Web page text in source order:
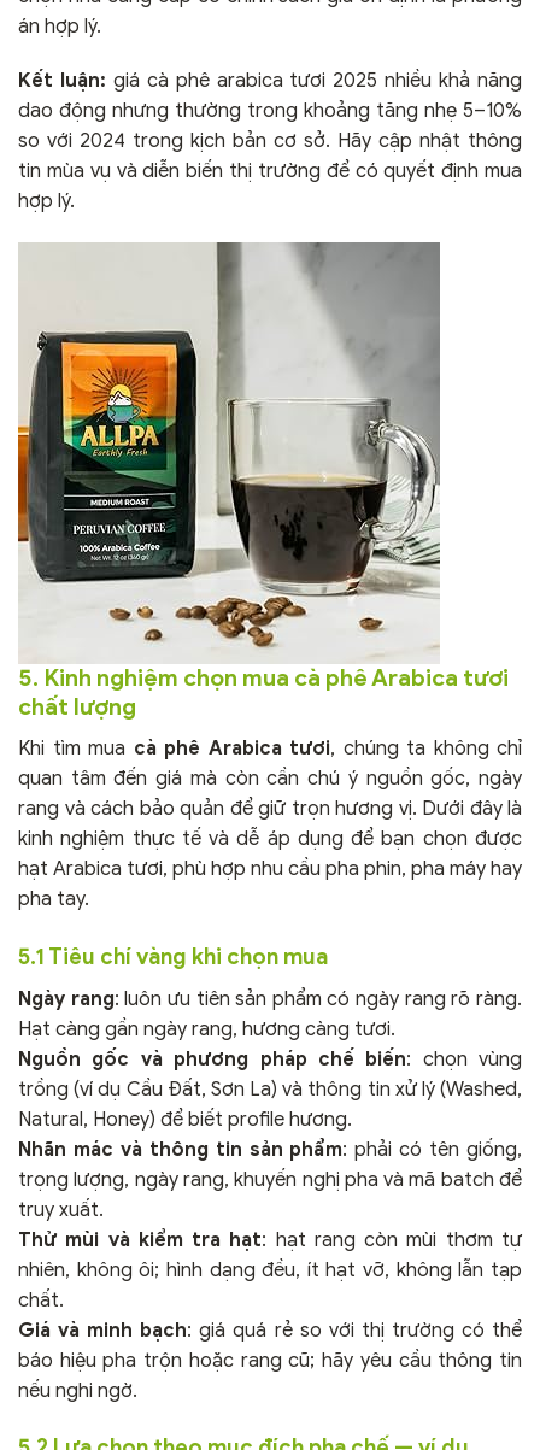
án hợp lý.
Kết luận: giá cà phê arabica tươi 2025 nhiều khả năng
dao động nhưng thường trong khoảng tăng nhẹ 5–10%
so với 2024 trong kịch bản cơ sở. Hãy cập nhật thông
tin mùa vụ và diễn biến thị trường để có quyết định mua
hợp lý.
5. Kinh nghiệm chọn mua cà phê Arabica tươi
chất lượng
Khi tìm mua cà phê Arabica tươi, chúng ta không chỉ
quan tâm đến giá mà còn cần chú ý nguồn gốc, ngày
rang và cách bảo quản để giữ trọn hương vị. Dưới đây là
kinh nghiệm thực tế và dễ áp dụng để bạn chọn được
hạt Arabica tươi, phù hợp nhu cầu pha phin, pha máy hay
pha tay.
5.1 Tiêu chí vàng khi chọn mua
Ngày rang: luôn ưu tiên sản phẩm có ngày rang rõ ràng.
Hạt càng gần ngày rang, hương càng tươi.
Nguồn gốc và phương pháp chế biến: chọn vùng
trồng (ví dụ Cầu Đất, Sơn La) và thông tin xử lý (Washed,
Natural, Honey) để biết profile hương.
Nhãn mác và thông tin sản phẩm: phải có tên giống,
trọng lượng, ngày rang, khuyến nghị pha và mã batch để
truy xuất.
Thử mùi và kiểm tra hạt: hạt rang còn mùi thơm tự
nhiên, không ôi; hình dạng đều, ít hạt vỡ, không lẫn tạp
chất.
Giá và minh bạch: giá quá rẻ so với thị trường có thể
báo hiệu pha trộn hoặc rang cũ; hãy yêu cầu thông tin
nếu nghi ngờ.